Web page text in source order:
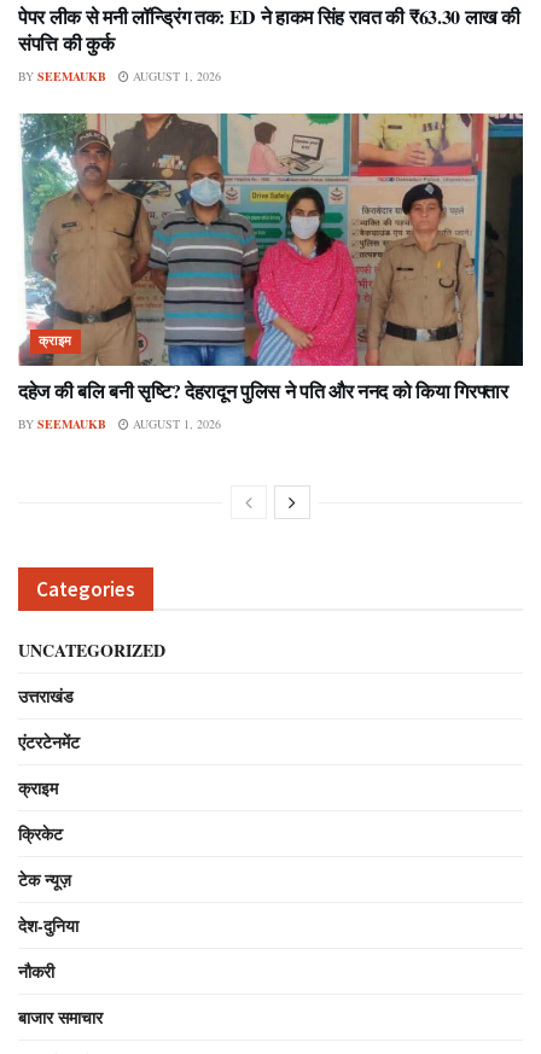
पेपर लीक से मनी लॉन्ड्रिंग तक: ED ने हाकम सिंह रावत की ₹63.30 लाख की
संपत्ति की कुर्क
BY SEEMAUKB AUGUST 1, 2026
क्राइम
दहेज की बलि बनी सृष्टि? देहरादून पुलिस ने पति और ननद को किया गिरफ्तार
BY SEEMAUKB AUGUST 1, 2026
Categories
UNCATEGORIZED
उत्तराखंड
एंटरटेनमेंट
क्राइम
क्रिकेट
टेक न्यूज़
देश-दुनिया
नौकरी
बाजार समाचार